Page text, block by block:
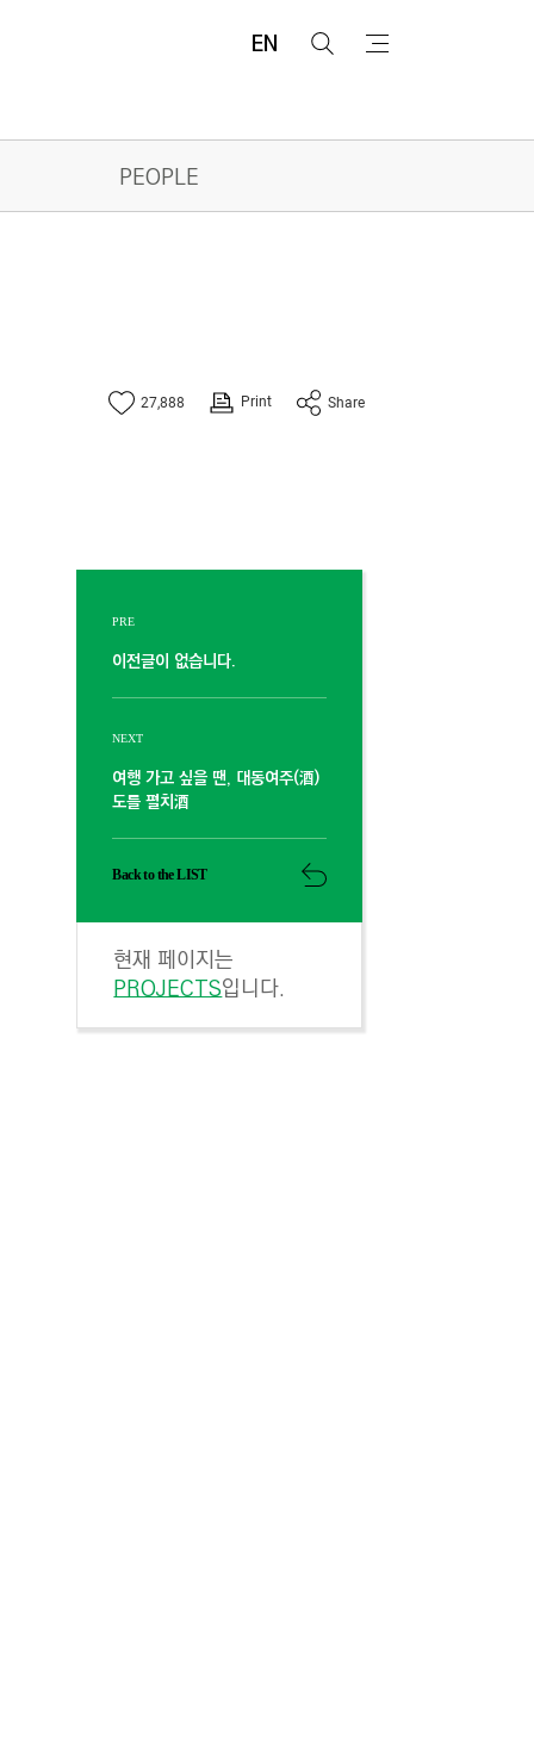
EN
검
PEOPLE
27,888 Print Share
PRE
이전글이 없습니다.
NEXT
여행 가고 싶을 땐, 대동여주(酒)
도를 펼치酒
Back to the LIST
현재 페이지는
PROJECTS입니다.